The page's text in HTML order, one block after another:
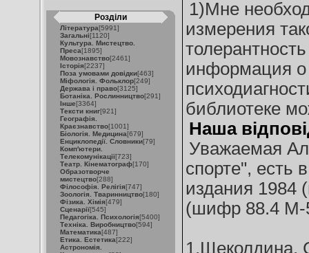
Розділи
Література[5991]
Загальні[1120]
Культура. Мистецтво.
Преса[1895]
Мовознавство[2461]
Історія[2237]
Поза умовами довідки[463]
Міфологія. Фольклор[249]
Держава і право[3125]
Ботаніка. Рослинництво[291]
Інше[3364]
Тексти книг[921]
Географія.
Краєзнавство[1001]
Біологія. Медицина[679]
Енциклопедії. Словники[79]
Комп'ютери.
Телекомунікації[723]
Театр. Кінематограф[170]
Образотворче
мистецтво[288]
Філософія. Релігія[747]
Зоологія. Тваринництво[180]
Фізика. Хімія[479]
Сценарії[545]
Педагогіка. Психологія[5400]
Техніка. Виробництво[594]
Математика[487]
Етика. Естетика[222]
Астрономія.
1)Мне
измерения
информация
библиотеке
Наша
Уважаемая
спорте", есть
издания 1984
(шифр 88.4 М-
1.Щеколдина,